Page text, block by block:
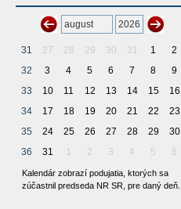
31 27 28 29 30 31 1
2
32
3 4 5 6 7 8
9
33
10 11 12 13 14 15
16
34
17 18 19 20 21 22
23
35
24 25 26 27 28 29
30
36
31 1 2 3 4 5 6
Kalendár zobrazí podujatia, ktorých sa
zúčastnil predseda NR SR, pre daný deň.